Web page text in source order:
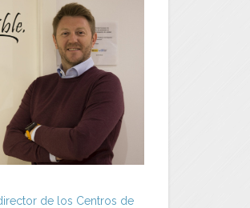
de los Centros de